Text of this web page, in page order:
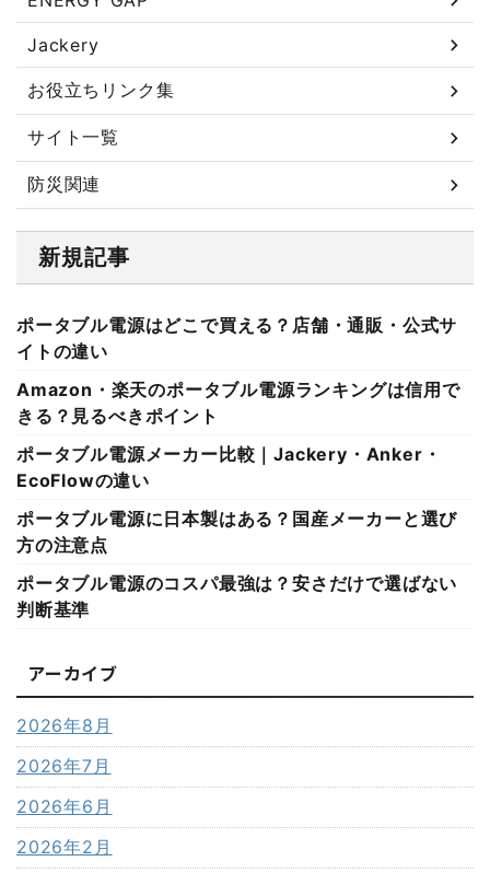
Jackery
お役立ちリンク集
サイト一覧
防災関連
新規記事
ポータブル電源はどこで買える？店舗・通販・公式サ
イトの違い
Amazon・楽天のポータブル電源ランキングは信用で
きる？見るべきポイント
ポータブル電源メーカー比較｜Jackery・Anker・
EcoFlowの違い
ポータブル電源に日本製はある？国産メーカーと選び
方の注意点
ポータブル電源のコスパ最強は？安さだけで選ばない
判断基準
アーカイブ
2026年8月
2026年7月
2026年6月
2026年2月